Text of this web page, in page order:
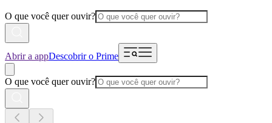
O que você quer ouvir?
Abrir a appDescobrir o Prime
O que você quer ouvir?